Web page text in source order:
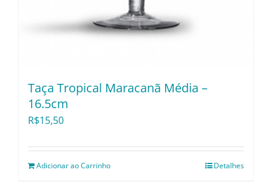
Taça Tropical Maracanã Média –
16.5cm
R$15,50
Adicionar ao Carrinho Detalhes